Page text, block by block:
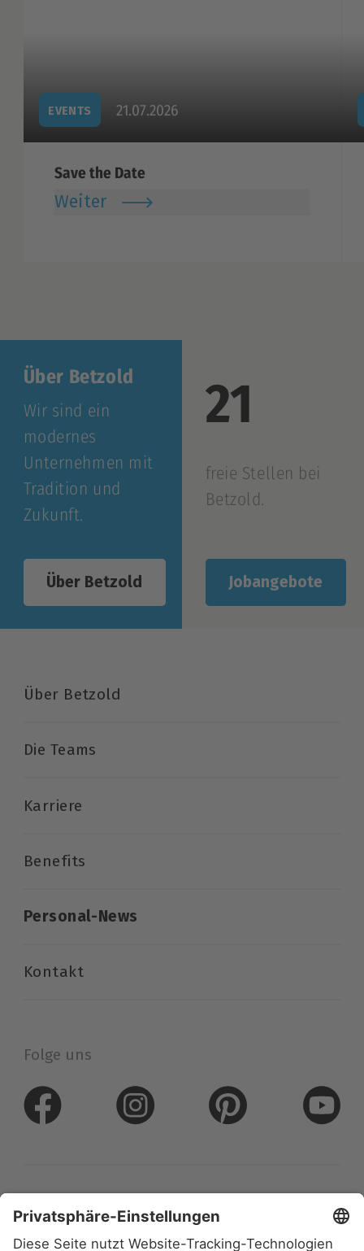
EVENTS 21.07.2026
Save the Date
Weiter
Über Betzold
Wir sind ein
modernes
Unternehmen mit
Tradition und
Zukunft.
Über Betzold
21
freie Stellen bei
Betzold.
Jobangebote
Über Betzold
Die Teams
Karriere
Benefits
Personal-News
Kontakt
Folge uns
Datenschutz